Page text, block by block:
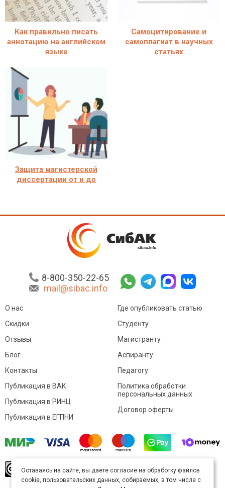
Как правильно писать
аннотацию на английском
языке
Самоцитирование и
самоплагиат в научных
статьях
Защита магистерской
диссертации от и до
8-800-350-22-65
mail@sibac.info
О нас
Скидки
Отзывы
Блог
Контакты
Где опубликовать статью
Студенту
Магистранту
Аспиранту
Педагогу
Публикация в ВАК
Публикация в РИНЦ
Публикация в ЕГПНИ
Политика обработки
персональных данных
Договор оферты
произведение доступно полицензии Creative
Commons «Attribution» («Атрибуция») 4.0
Оставаясь на сайте, вы даете согласие на обработку файлов
cookie, пользовательских данных, собираемых, в том числе с